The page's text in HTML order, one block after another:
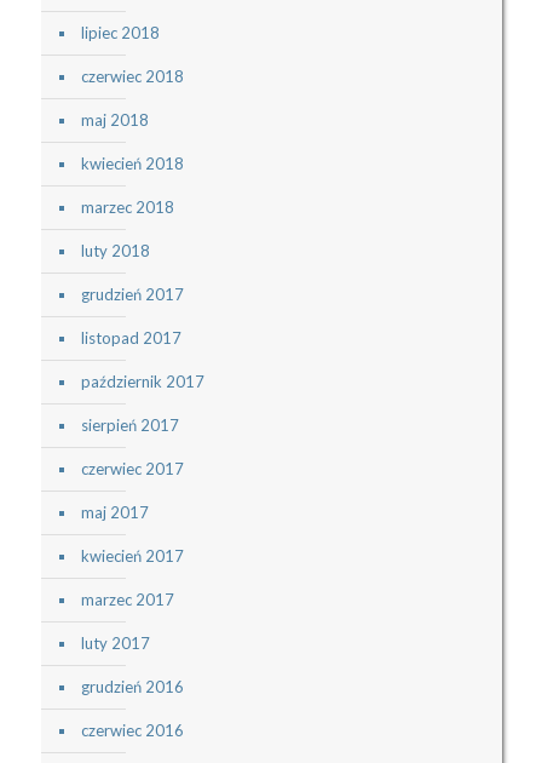
lipiec 2018
czerwiec 2018
maj 2018
kwiecień 2018
marzec 2018
luty 2018
grudzień 2017
listopad 2017
październik 2017
sierpień 2017
czerwiec 2017
maj 2017
kwiecień 2017
marzec 2017
luty 2017
grudzień 2016
czerwiec 2016